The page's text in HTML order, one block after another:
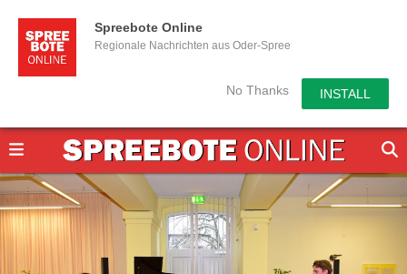
Spreebote Online
Regionale Nachrichten aus Oder-Spree
No Thanks INSTALL